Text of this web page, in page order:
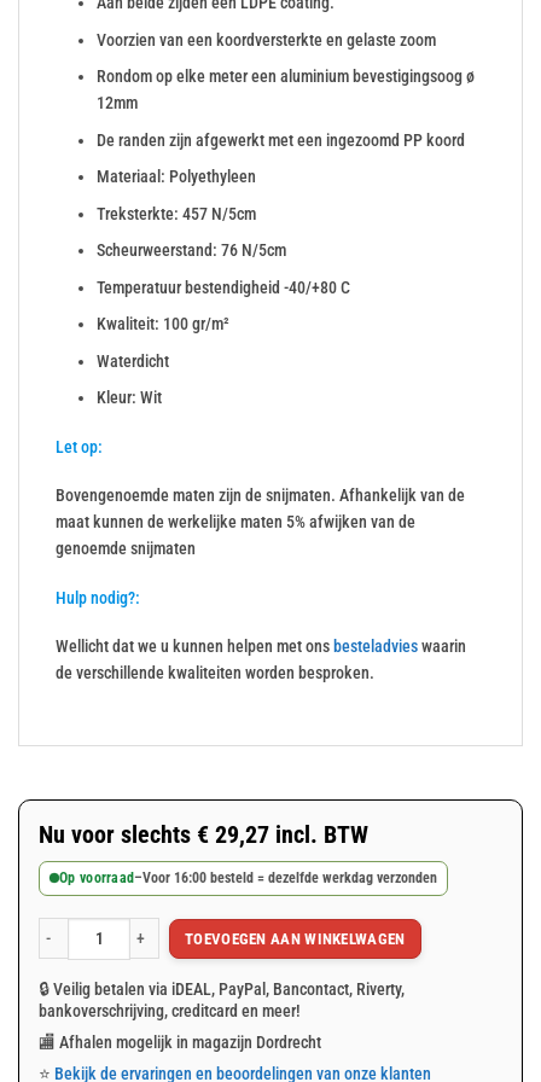
Voorzien van een koordversterkte en gelaste zoom
Rondom op elke meter een aluminium bevestigingsoog ø
12mm
De randen zijn afgewerkt met een ingezoomd PP koord
Materiaal: Polyethyleen
Treksterkte: 457 N/5cm
Scheurweerstand: 76 N/5cm
Temperatuur bestendigheid -40/+80 C
Kwaliteit: 100 gr/m²
Waterdicht
Kleur: Wit
Let op:
Bovengenoemde maten zijn de snijmaten. Afhankelijk van de
maat kunnen de werkelijke maten 5% afwijken van de
genoemde snijmaten
Hulp nodig?:
Wellicht dat we u kunnen helpen met ons besteladvieswaarin
de verschillende kwaliteiten worden besproken.
Nu voor slechts € 29,27 incl. BTW
Op voorraad–Voor 16:00 besteld = dezelfde werkdag verzonden
Wit afdekzeil 6x8m 100gr/m² aantalTOEVOEGEN AAN WINKELWAGEN
🔒 Veilig betalen via iDEAL, PayPal, Bancontact, Riverty,
bankoverschrijving, creditcard en meer!
🏬 Afhalen mogelijk in magazijn Dordrecht
⭐ Bekijk de ervaringen en beoordelingen van onze klanten